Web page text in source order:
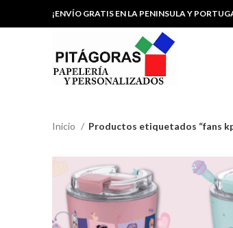
¡ENVÍO GRATIS EN LA PENINSULA Y
Inicio Productos etiquetados “fans